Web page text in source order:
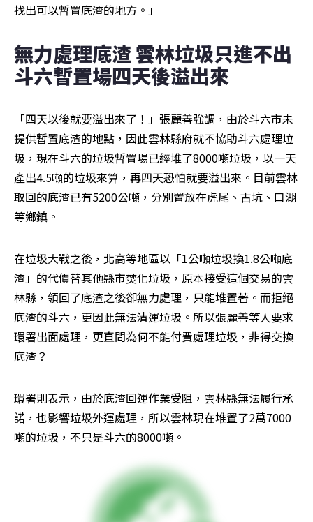
找出可以暫置底渣的地方。」
無力處理底渣 雲林垃圾只進不出
斗六暫置場四天後溢出來
「四天以後就要溢出來了！」張麗善強調，由於斗六市未
提供暫置底渣的地點，因此雲林縣府就不協助斗六處理垃
圾，現在斗六的垃圾暫置場已經堆了8000噸垃圾，以一天
產出4.5噸的垃圾來算，再四天恐怕就要溢出來。目前雲林
取回的底渣已有5200公噸，分別置放在虎尾、古坑、口湖
等鄉鎮。
在垃圾大戰之後，北高等地區以「1公噸垃圾換1.8公噸底
渣」的代價替其他縣市焚化垃圾，原本接受這個交易的雲
林縣，領回了底渣之後卻無力處理，只能堆置著。而拒絕
底渣的斗六，更因此無法清運垃圾。所以張麗善等人要求
環署出面處理，更直問為何不能付費處理垃圾，非得交換
底渣？
環署則表示，由於底渣回運作業受阻，雲林縣無法履行承
諾，也影響垃圾外運處理，所以雲林現在堆置了2萬7000
噸的垃圾，不只是斗六的8000噸。